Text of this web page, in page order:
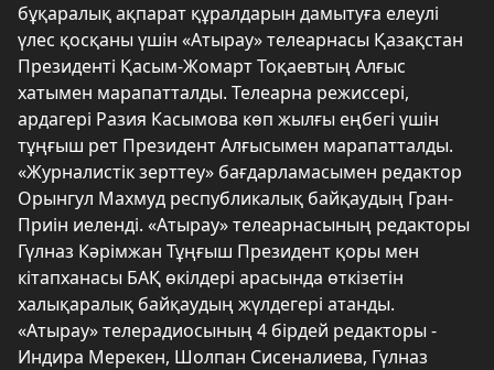
бұқаралық ақпарат құралдарын дамытуға елеулі
үлес қосқаны үшін «Атырау» телеарнасы Қазақстан
Президенті Қасым-Жомарт Тоқаевтың Алғыс
хатымен марапатталды. Телеарна режиссері,
ардагері Разия Касымова көп жылғы еңбегі үшін
тұңғыш рет Президент Алғысымен марапатталды.
«Журналистік зерттеу» бағдарламасымен редактор
Орынгул Махмуд республикалық байқаудың Гран-
Приін иеленді. «Атырау» телеарнасының редакторы
Гүлназ Кәрімжан Тұңғыш Президент қоры мен
кітапханасы БАҚ өкілдері арасында өткізетін
халықаралық байқаудың жүлдегері атанды.
«Атырау» телерадиосының 4 бірдей редакторы -
Индира Мерекен, Шолпан Сисеналиева, Гүлназ